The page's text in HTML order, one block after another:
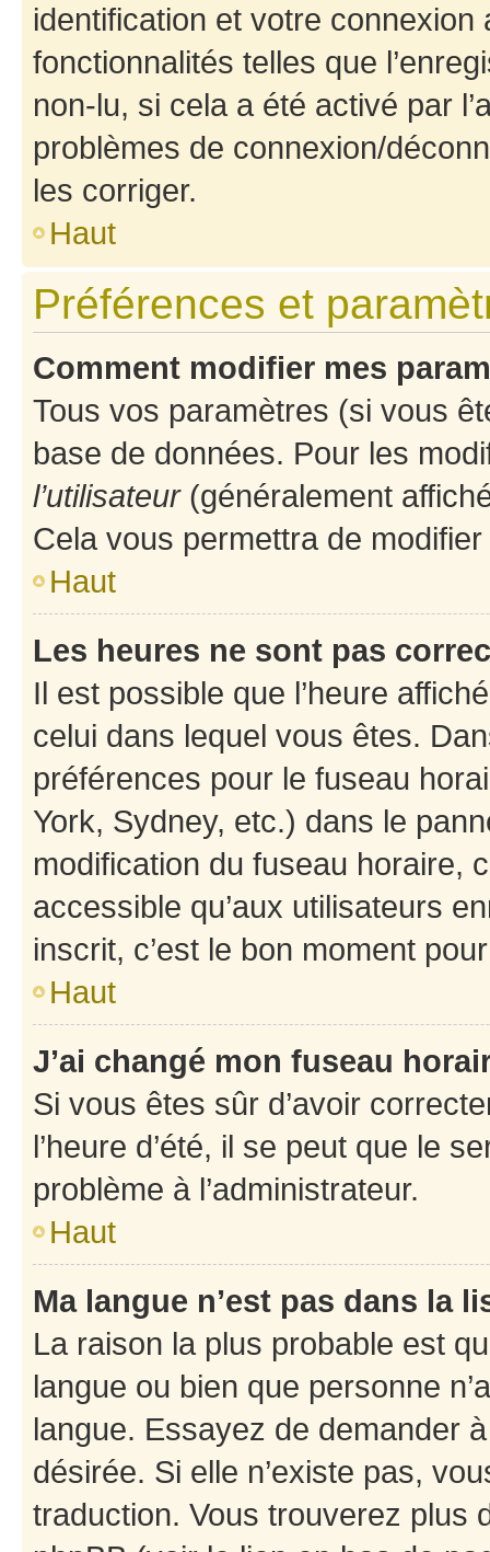
identification et votre
fonctionnalités telles que
non-lu, si cela a été activé par
problèmes de connexion/
les corriger.
Haut
Préférences et
Comment modifier mes
Tous vos paramètres (si vous
base de données. Pour les
l’utilisateur(généralement
Cela vous permettra de
Haut
Les heures ne sont pas
Il est possible que l’heure
celui dans lequel vous êtes.
préférences pour le fuseau
York, Sydney, etc.) dans le
modification du fuseau horaire,
accessible qu’aux utilisateurs
inscrit, c’est le bon moment
Haut
J’ai changé mon fuseau
Si vous êtes sûr d’avoir
l’heure d’été, il se peut que le
problème à l’administrateur.
Haut
Ma langue n’est pas dans la
La raison la plus probable est
langue ou bien que personne
langue. Essayez de demander
désirée. Si elle n’existe pas,
traduction. Vous trouverez plus